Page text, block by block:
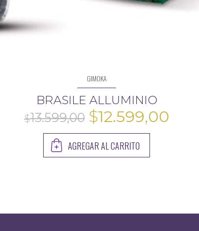
GIMOKA
BRASILE ALLUMINIO
El
precio
original
$12.599,00
AGREGAR AL CARRITO